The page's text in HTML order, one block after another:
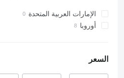
الإمارات العربية المتحدة
أوروبا
السعر